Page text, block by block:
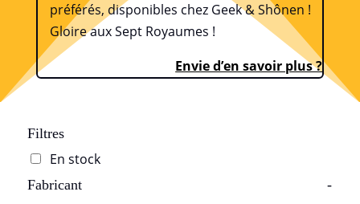
préférés, disponibles chez Geek & Shônen !
Gloire aux Sept Royaumes !
Envie d’en savoir plus ?
Filtres
En stock
Fabricant -